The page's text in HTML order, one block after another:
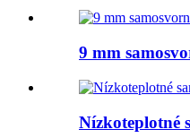
9 mm
Nízkoteplotné